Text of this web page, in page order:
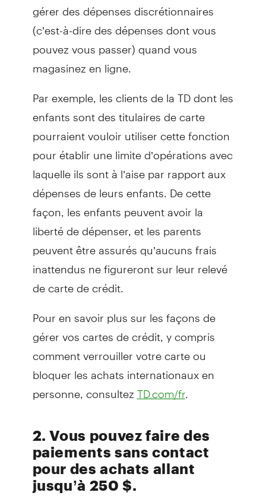
gérer des dépenses discrétionnaires
(c’est-à-dire des dépenses dont vous
pouvez vous passer) quand vous
magasinez en ligne.
Par exemple, les clients de la TD dont les
enfants sont des titulaires de carte
pourraient vouloir utiliser cette fonction
pour établir une limite d’opérations avec
laquelle ils sont à l’aise par rapport aux
dépenses de leurs enfants. De cette
façon, les enfants peuvent avoir la
liberté de dépenser, et les parents
peuvent être assurés qu’aucuns frais
inattendus ne figureront sur leur relevé
de carte de crédit.
Pour en savoir plus sur les façons de
gérer vos cartes de crédit, y compris
comment verrouiller votre carte ou
bloquer les achats internationaux en
personne, consultez TD.com/fr.
2. Vous pouvez faire des
paiements sans contact
pour des achats allant
jusqu’à 250 $.